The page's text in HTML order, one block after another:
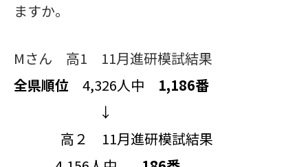
ますか。
Mさん 高1 11月進研模試結果
全県順位 4,326人中 1,186番
↓
高２ 11月進研模試結果